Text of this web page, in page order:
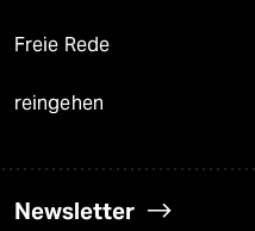
Freie Rede
reingehen
Newsletter